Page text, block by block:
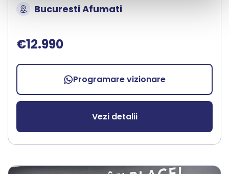
Bucuresti Afumati
€12.990
Programare vizionare
Vezi detalii